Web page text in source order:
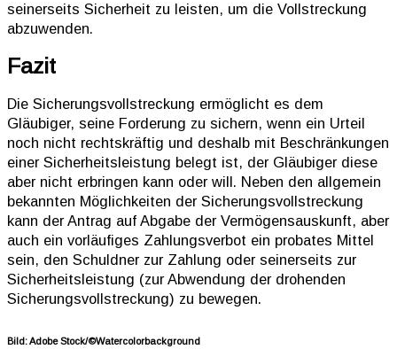
seinerseits Sicherheit zu leisten, um die Vollstreckung
abzuwenden.
Fazit
Die Sicherungsvollstreckung ermöglicht es dem
Gläubiger, seine Forderung zu sichern, wenn ein Urteil
noch nicht rechtskräftig und deshalb mit Beschränkungen
einer Sicherheitsleistung belegt ist, der Gläubiger diese
aber nicht erbringen kann oder will. Neben den allgemein
bekannten Möglichkeiten der Sicherungsvollstreckung
kann der Antrag auf Abgabe der Vermögensauskunft, aber
auch ein vorläufiges Zahlungsverbot ein probates Mittel
sein, den Schuldner zur Zahlung oder seinerseits zur
Sicherheitsleistung (zur Abwendung der drohenden
Sicherungsvollstreckung) zu bewegen.
Bild: Adobe Stock/©Watercolorbackground